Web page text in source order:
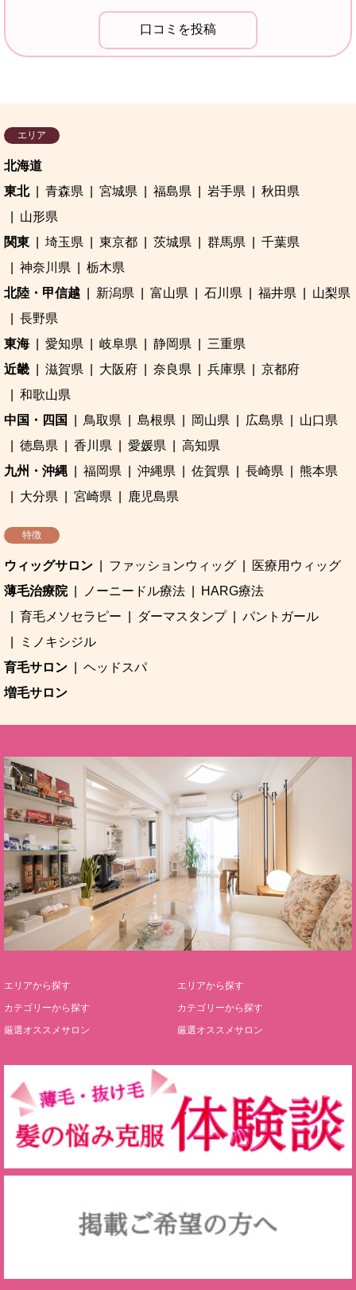
エリア
北海道
東北
青森県 宮城県 福島県 岩手県
秋田県
山形県
関東
埼玉県 東京都 茨城県 群馬県
千葉県
神奈川県
栃木県
北陸・甲信越
新潟県 富山県 石川県 福井県
山梨県
長野県
東海
愛知県 岐阜県 静岡県
三重県
近畿
滋賀県 大阪府 奈良県 兵庫県
京都府
和歌山県
中国・四国
鳥取県 島根県 岡山県 広島県
山口県
徳島県
香川県 愛媛県
高知県
九州・沖縄
福岡県 沖縄県 佐賀県 長崎県
熊本県
大分県
宮崎県 鹿児島県
特徴
ウィッグサロン ファッションウィッグ
医療用ウィッグ
薄毛治療院
ノーニードル療法
HARG療法
育毛メソセラピー
ダーマスタンプ
パントガール
ミノキシジル
育毛サロン
ヘッドスパ
増毛サロン
エリアから探す
カテゴリーから探す
厳選オススメサロン
エリアから探す
カテゴリーから探す
厳選オススメサロン